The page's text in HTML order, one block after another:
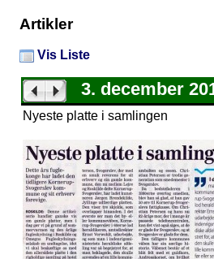
Artikler
Vis Liste
3. december
Nyeste platte i samlingen